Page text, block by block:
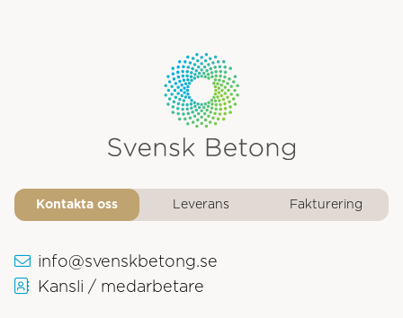
Kontakta oss Leverans Fakturering
info@svenskbetong.se
Kansli / medarbetare